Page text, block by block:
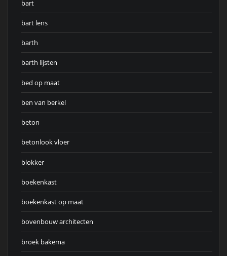
bart
bart lens
barth
barth lijsten
bed op maat
ben van berkel
beton
betonlook vloer
blokker
boekenkast
boekenkast op maat
bovenbouw architecten
broek bakema